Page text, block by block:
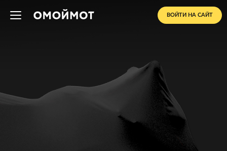
ВОЙТИ НА САЙТ